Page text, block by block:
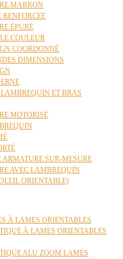
MARRON
ÉPURÉ
COULEUR
COORDONNÉ
DIMENSIONS
ET BRAS
MOTORISÉ
ARMATURE SUR-MESURE
AVEC LAMBREQUIN
ORIENTABLE)
À LAMES ORIENTABLES
À LAMES ORIENTABLES
ALU ZOOM LAMES